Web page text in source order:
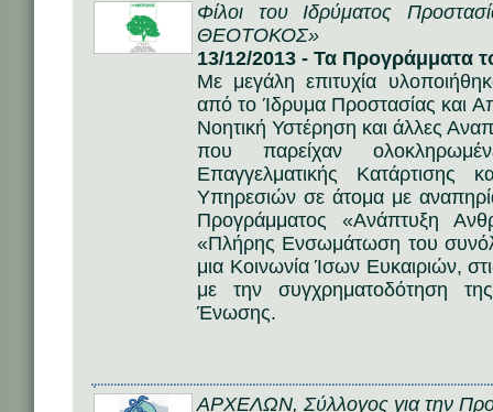
Φίλοι του Ιδρύματος
ΘΕΟΤΟΚΟΣ»
13/12/2013 - Τα Προγράμματα
Με μεγάλη επιτυχία
από το Ίδρυμα Προστασίας και
Νοητική Υστέρηση και άλλες
που παρείχαν
Επαγγελματικής Κατάρτισης
Υπηρεσιών σε άτομα με
Προγράμματος «Ανάπτυξη
«Πλήρης Ενσωμάτωση του
μια Κοινωνία Ίσων Ευκαιριών,
με την συγχρηματοδότηση
Ένωσης.
ΑΡΧΕΛΩΝ, Σύλλογος για την